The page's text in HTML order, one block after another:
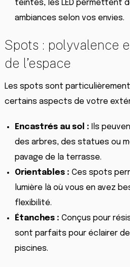
teintes, les LED permettent
ambiances selon vos envies.
Spots : polyvalence
de l’espace
Les spots sont
certains aspects de votre
Encastrés au sol : Ils
des arbres, des statues ou
pavage de la terrasse.
Orientables : Ces spots
lumière là où vous en avez
flexibilité.
Étanches : Conçus pour
sont parfaits pour éclairer
piscines.